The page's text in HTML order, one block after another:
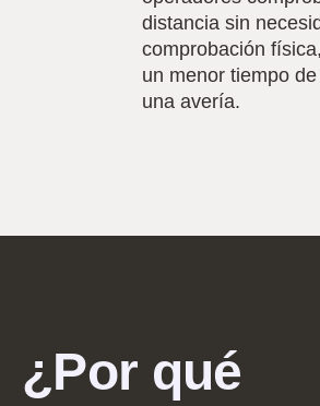
distancia sin
comprobación
un menor tiempo
una avería.
¿Por qué